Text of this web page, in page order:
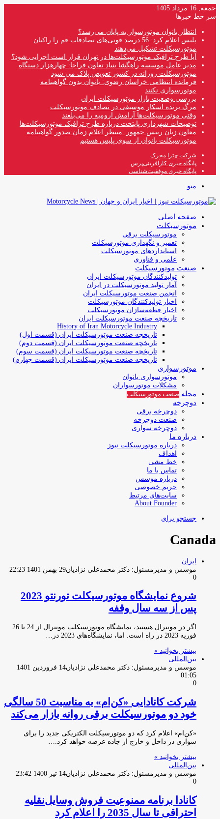
جمعه, 16 مرداد 1405
سر خط خبرها
انتظار بانوان موتورسوار به پایان می‌رسد؟
پلیس اعلام کرد: 56 درصد فوتی‌های تصادفات قم را راکبان
موتورسیکلت تشکیل می‌دهند
آیا طرح ترافیک موتورسیکلت‌ها در تهران قرار است اجرایی شود؟
مدیر عامل موسسه راهگشا بنیاد تعاون فراجا: چهارهزار دستگاه
موتورسیکلت روزانه در کشور تعویض پلاک می شود
فرمانده انتظامی خراسان رضوی: بانوان بدون گواهینامه
موتورسواری نکنند
بررسی وضعیت بازار موتورسیکلت ایران
مرگ برنده اسکار موسیقی در تصادف موتورسیکلت
وقتی موتورسیکلت‌ها آرامش ارومیه را می‌بلعند
توضیحات شهرداری پایتخت درباره طرح ترافیک موتورسیکلت‌ها
معاون زنان رییس جمهور: منتظر اعلام زمان صدور گواهینامه
موتورسیکلت بانوان از سوی پلیس هستیم
شرکت چترا محرک
پایگاه خبری کارآفرینی‌پرس
پایگاه خبری موفقیت‌شناسی
منو
صفحه اصلی
موتورسیکلت
موتورسیکلت برقی
تعمیر و نگهداری موتورسیکلت
استانداردهای موتورسیکلت
علمی و فناوری
صنعت موتورسیکلت
تولیدکنندگان موتورسیکلت ایران
آمار تولید موتورسیکلت در ایران
انجمن صنعت موتورسیکلت ایران
اخبار تولیدکنندگان موتورسیکلت
اخبار قطعه‌سازان موتورسیکلت
تاریخچه صنعت موتورسیکلت ایران
History of Iran Motorcycle Industry
تاریخچه صنعت موتورسیکلت ایران (قسمت اول)
تاریخچه صنعت موتورسیکلت ایران (قسمت دوم)
تاریخچه صنعت موتورسیکلت ایران (قسمت سوم)
تاریخچه صنعت موتورسیکلت ایران (قسمت چهارم)
موتورسواری
موتورسواری بانوان
مشکلات موتورسواران
مجله صنعت موتورسیکلت
دوچرخه
دوچرخه برقی
صنعت دوچرخه
دوچرخه سواری
درباره ما
درباره موتورسیکلت نیوز
اهداف
خط مشی
تماس با ما
درباره موسس
حریم خصوصی
سایت‌های مرتبط
About Founder
جستجو برای
Canada
ایران
موسس و مدیرمسئول: دکتر محمدعلی نژادیان29 بهمن 1401 22:23
0
شروع نمایشگاه موتورسیکلت تورنتو 2023
پس از سه سال وقفه
اگر در مونترال هستید، نمایشگاه موتورسیکلت مونترال از 24 تا 26
فوریه 2023 در راه است. اما، نمایشگاه‌های 2023 در…
بیشتر بخوانید »
بین‌المللی
موسس و مدیرمسئول: دکتر محمدعلی نژادیان
14 فروردین 1401
01:05
0
شرکت کانادایی «کن‌ام» به مناسبت 50 سالگی
خود دو موتورسیکلت برقی روانه بازار می‌کند
«کن‌ام» اعلام کرد که دو موتورسیکلت الکتریکی جدید را برای
سواری در داخل و خارج از جاده عرضه خواهد کرد.…
بیشتر بخوانید »
بین‌المللی
موسس و مدیرمسئول: دکتر محمدعلی نژادیان14 تیر 1400 23:42
0
کانادا برنامه ممنوعیت فروش وسایل‌نقلیه
احتراقی تا سال 2035 را اعلام کرد